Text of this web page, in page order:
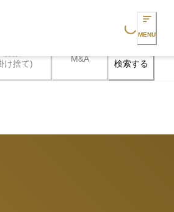
Loading... MENU
け捨て)
M&A 検索する